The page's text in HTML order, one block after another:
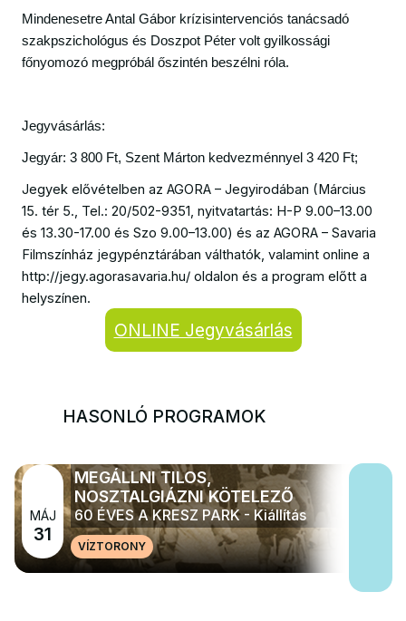
Mindenesetre Antal Gábor krízisintervenciós tanácsadó
szakpszichológus és Doszpot Péter volt gyilkossági
főnyomozó megpróbál őszintén beszélni róla.
Jegyvásárlás:
Jegyár: 3 800 Ft, Szent Márton kedvezménnyel 3 420 Ft;
Jegyek elővételben az AGORA – Jegyirodában (Március
15. tér 5., Tel.: 20/502-9351, nyitvatartás: H-P 9.00–13.00
és 13.30-17.00 és Szo 9.00–13.00) és az AGORA – Savaria
Filmszínház jegypénztárában válthatók, valamint online a
http://jegy.agorasavaria.hu/ oldalon és a program előtt a
helyszínen.
ONLINE Jegyvásárlás
HASONLÓ PROGRAMOK
MÁJ
31
MEGÁLLNI TILOS,
NOSZTALGIÁZNI KÖTELEZŐ
60 ÉVES A KRESZ PARK - Kiállítás
VÍZTORONY